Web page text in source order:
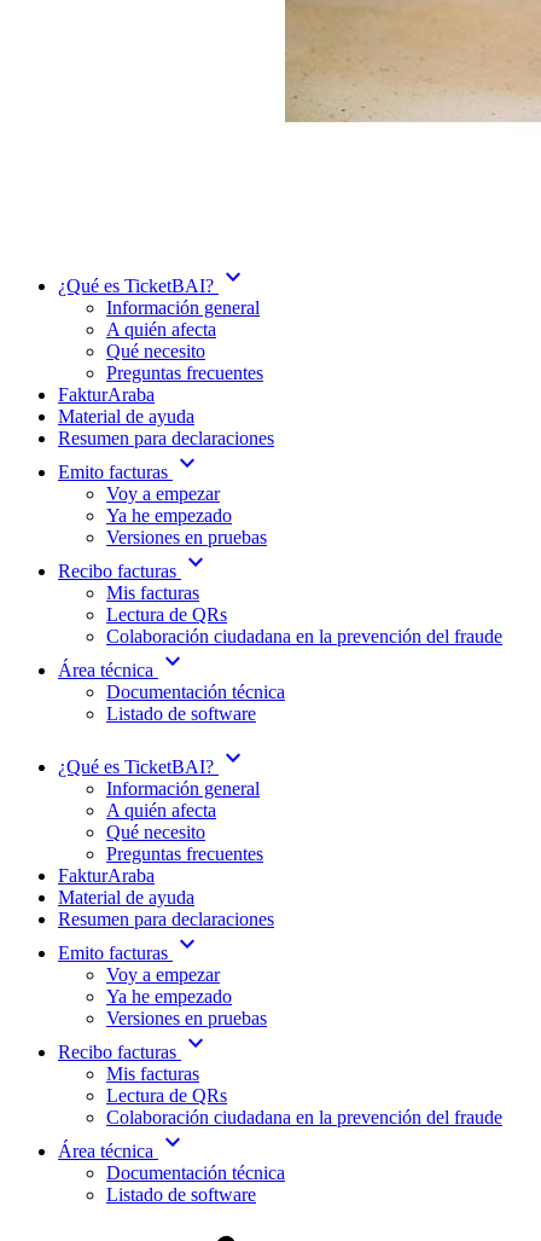
¿Qué es TicketBAI? expand_more
Información general
A quién afecta
Qué necesito
Preguntas frecuentes
FakturAraba
Material de ayuda
Resumen para declaraciones
Emito facturas expand_more
Voy a empezar
Ya he empezado
Versiones en pruebas
Recibo facturas expand_more
Mis facturas
Lectura de QRs
Colaboración ciudadana en la prevención del fraude
Área técnica
expand_more
Documentación técnica
Listado de software
¿Qué es TicketBAI? expand_more
Información general
A quién afecta
Qué necesito
Preguntas frecuentes
FakturAraba
Material de ayuda
Resumen para declaraciones
Emito facturas expand_more
Voy a empezar
Ya he empezado
Versiones en pruebas
Recibo facturas expand_more
Mis facturas
Lectura de QRs
Colaboración ciudadana en la prevención del fraude
Área técnica
expand_more
Documentación técnica
Listado de software